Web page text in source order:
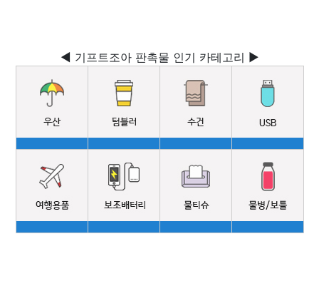
◀ 기프트조아 판촉물 인기 카테고리 ▶